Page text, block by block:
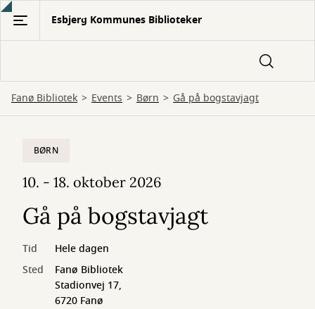
Gå
hovedindhold
Esbjerg Kommunes Biblioteker
Fanø Bibliotek Events Børn Gå på bogstavjagt
BØRN
10. - 18. oktober 2026
Gå på bogstavjagt
Tid
Hele dagen
Sted
Fanø Bibliotek
Stadionvej 17,
6720 Fanø